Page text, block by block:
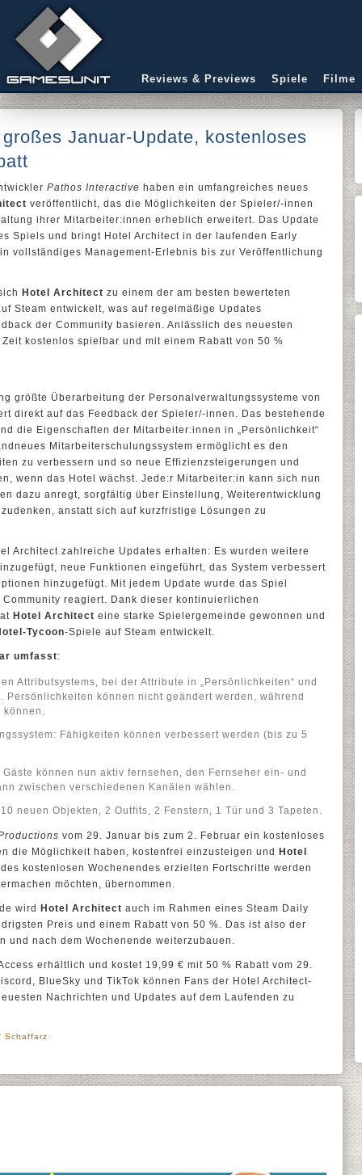
Reviews & Previews Spiele Filme
Januar-Update, kostenloses
Pathos Interactive haben ein umfangreiches neues
veröffentlicht, das die Möglichkeiten der Spieler/-innen
ihrer Mitarbeiter:innen erheblich erweitert. Das Update
Spiels und bringt Hotel Architect in der laufenden Early
vollständiges Management-Erlebnis bis zur Veröffentlichung
Hotel Architect zu einem der am besten bewerteten
Steam entwickelt, was auf regelmäßige Updates
der Community basieren. Anlässlich des neuesten
kostenlos spielbar und mit einem Rabatt von 50 %
größte Überarbeitung der Personalverwaltungssysteme von
direkt auf das Feedback der Spieler/-innen. Das bestehende
die Eigenschaften der Mitarbeiter:innen in „Persönlichkeit“
Mitarbeiterschulungssystem ermöglicht es den
zu verbessern und so neue Effizienzsteigerungen und
wenn das Hotel wächst. Jede:r Mitarbeiter:in kann sich nun
dazu anregt, sorgfältig über Einstellung, Weiterentwicklung
anstatt sich auf kurzfristige Lösungen zu
Architect zahlreiche Updates erhalten: Es wurden weitere
neue Funktionen eingeführt, das System verbessert
hinzugefügt. Mit jedem Update wurde das Spiel
reagiert. Dank dieser kontinuierlichen
Hotel Architect eine starke Spielergemeinde gewonnen und
Tycoon-Spiele auf Steam entwickelt.
umfasst:
Attributsystems, bei der Attribute in „Persönlichkeiten“ und
Persönlichkeiten können nicht geändert werden, während
können.
Fähigkeiten können verbessert werden (bis zu 5
können nun aktiv fernsehen, den Fernseher ein- und
zwischen verschiedenen Kanälen wählen.
neuen Objekten, 2 Outfits, 2 Fenstern, 1 Tür und 3 Tapeten.
vom 29. Januar bis zum 2. Februar ein kostenloses
die Möglichkeit haben, kostenfrei einzusteigen und
Hotel
kostenlosen Wochenendes erzielten Fortschritte werden
möchten, übernommen.
wird Hotel Architect auch im Rahmen eines Steam Daily
Preis und einem Rabatt von 50 %. Das ist also der
und nach dem Wochenende weiterzubauen.
erhältlich und kostet 19,99 € mit 50 % Rabatt vom 29.
BlueSky und TikTok können Fans der Hotel Architect-
Nachrichten und Updates auf dem Laufenden zu
Schaffarz